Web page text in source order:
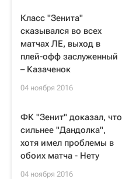
Класс "Зенита"
сказывался во всех
матчах ЛЕ, выход в
плей-офф заслуженный
– Казаченок
04 ноября 2016
ФК "Зенит" доказал, что
сильнее "Дандолка",
хотя имел проблемы в
обоих матча - Нету
04 ноября 2016